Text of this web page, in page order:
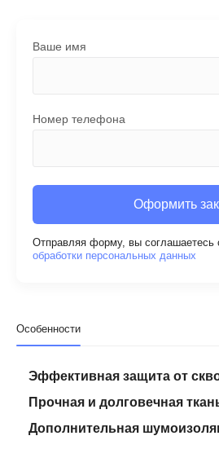
Ваше имя
Номер телефона
Оформить
Отправляя форму, вы соглашаетесь
обработки персональных данных
Особенности
Эффективная защита от
Прочная и долговечная
Дополнительная